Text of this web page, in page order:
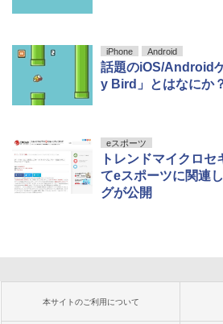
iPhone Android
話題のiOS/Android
y Bird」とはなにか
eスポーツ
トレンドマイクロ
てeスポーツに関連
グが公開
本サイトのご利用について